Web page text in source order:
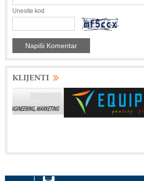
Unesite kod
KLIJENTI